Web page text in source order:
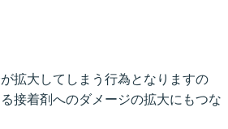
拡大してしまう行為となりますの
接着剤へのダメージの拡大にもつな